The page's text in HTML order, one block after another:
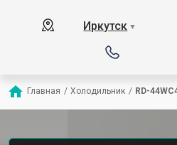
Иркутск ▼
Главная / Холодильник / RD-